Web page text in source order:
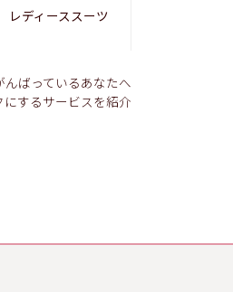
レディーススーツ
ばっているあなたへ
するサービスを紹介